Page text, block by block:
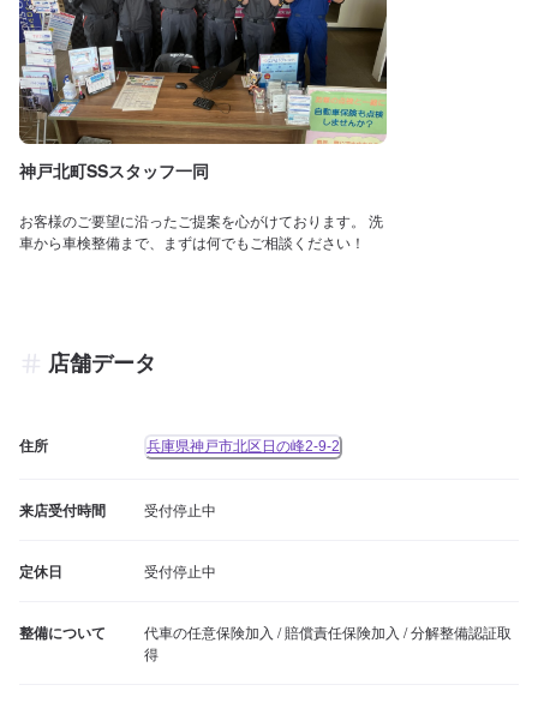
神戸北町SSスタッフ一同
お客様のご要望に沿ったご提案を心がけております。 洗
車から車検整備まで、まずは何でもご相談ください！
店舗データ
住所 兵庫県神戸市北区日の峰2-9-2
来店受付時間 受付停止中
定休日 受付停止中
整備について
代車の任意保険加入 / 賠償責任保険加入 / 分解整備認証取
得